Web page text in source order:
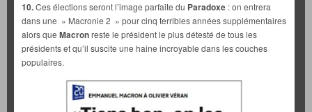
10.Ces élections seront l’image parfaite du Paradoxe : on entrera
dans une » Macronie 2 » pour cinq terribles années supplémentaires
alors que Macronreste le président le plus détesté de tous les
présidents et qu’il suscite une haine incroyable dans les couches
populaires.